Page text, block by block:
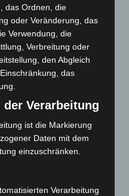
starten beim
A7 – Polizei sucht
in Langenhagen
das Ordnen, die
oder Veränderung, das
Verwendung, die
Verbreitung oder
den Abgleich
das
Verarbeitung
ist die Markierung
Daten mit dem
einzuschränken.
Verarbeitung